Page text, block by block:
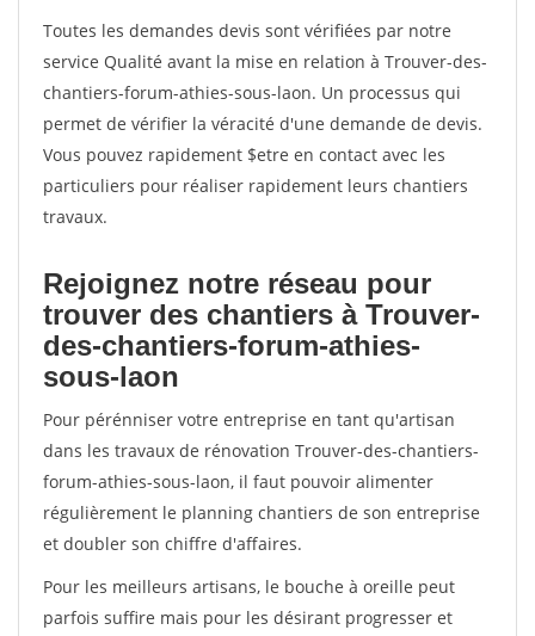
Toutes les demandes devis sont vérifiées par notre
service Qualité avant la mise en relation à Trouver-des-
chantiers-forum-athies-sous-laon. Un processus qui
permet de vérifier la véracité d'une demande de devis.
Vous pouvez rapidement $etre en contact avec les
particuliers pour réaliser rapidement leurs chantiers
travaux.
Rejoignez notre réseau pour
trouver des chantiers à Trouver-
des-chantiers-forum-athies-
sous-laon
Pour pérénniser votre entreprise en tant qu'artisan
dans les travaux de rénovation Trouver-des-chantiers-
forum-athies-sous-laon, il faut pouvoir alimenter
régulièrement le planning chantiers de son entreprise
et doubler son chiffre d'affaires.
Pour les meilleurs artisans, le bouche à oreille peut
parfois suffire mais pour les désirant progresser et